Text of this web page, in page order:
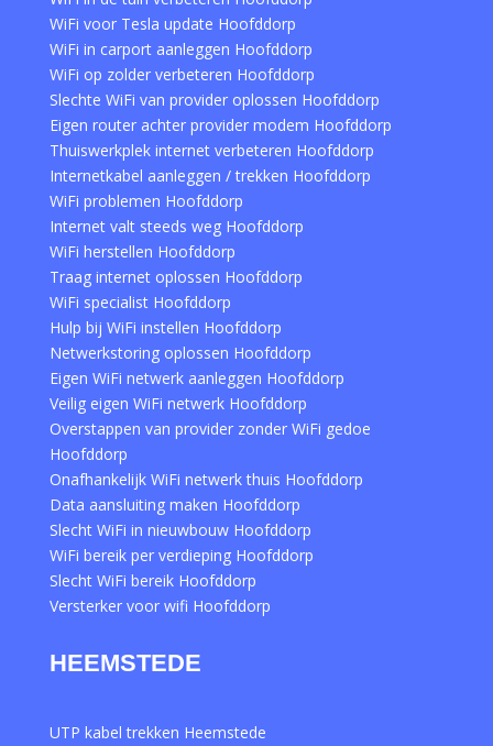
WiFi voor Tesla update Hoofddorp
WiFi in carport aanleggen Hoofddorp
WiFi op zolder verbeteren Hoofddorp
Slechte WiFi van provider oplossen Hoofddorp
Eigen router achter provider modem Hoofddorp
Thuiswerkplek internet verbeteren Hoofddorp
Internetkabel aanleggen / trekken Hoofddorp
WiFi problemen Hoofddorp
Internet valt steeds weg Hoofddorp
WiFi herstellen Hoofddorp
Traag internet oplossen Hoofddorp
WiFi specialist Hoofddorp
Hulp bij WiFi instellen Hoofddorp
Netwerkstoring oplossen Hoofddorp
Eigen WiFi netwerk aanleggen Hoofddorp
Veilig eigen WiFi netwerk Hoofddorp
Overstappen van provider zonder WiFi gedoe
Hoofddorp
Onafhankelijk WiFi netwerk thuis Hoofddorp
Data aansluiting maken Hoofddorp
Slecht WiFi in nieuwbouw Hoofddorp
WiFi bereik per verdieping Hoofddorp
Slecht WiFi bereik Hoofddorp
Versterker voor wifi Hoofddorp
HEEMSTEDE
UTP kabel trekken Heemstede